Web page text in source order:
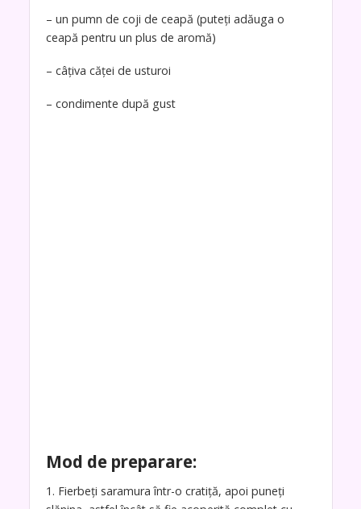
– un pumn de coji de ceapă (puteți adăuga o
ceapă pentru un plus de aromă)
– câțiva căței de usturoi
– condimente după gust
Mod de preparare:
1. Fierbeți saramura într-o cratiță, apoi puneți